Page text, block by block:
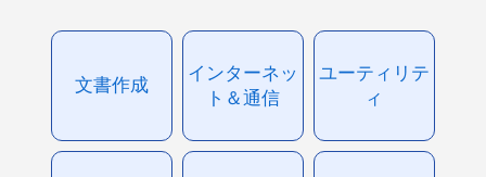
文書作成
インターネッ
ト＆通信
ユーティリテ
ィ